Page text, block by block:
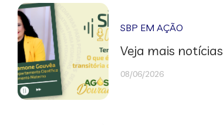
SBP EM AÇÃO
Veja mais notícias
08/06/2026